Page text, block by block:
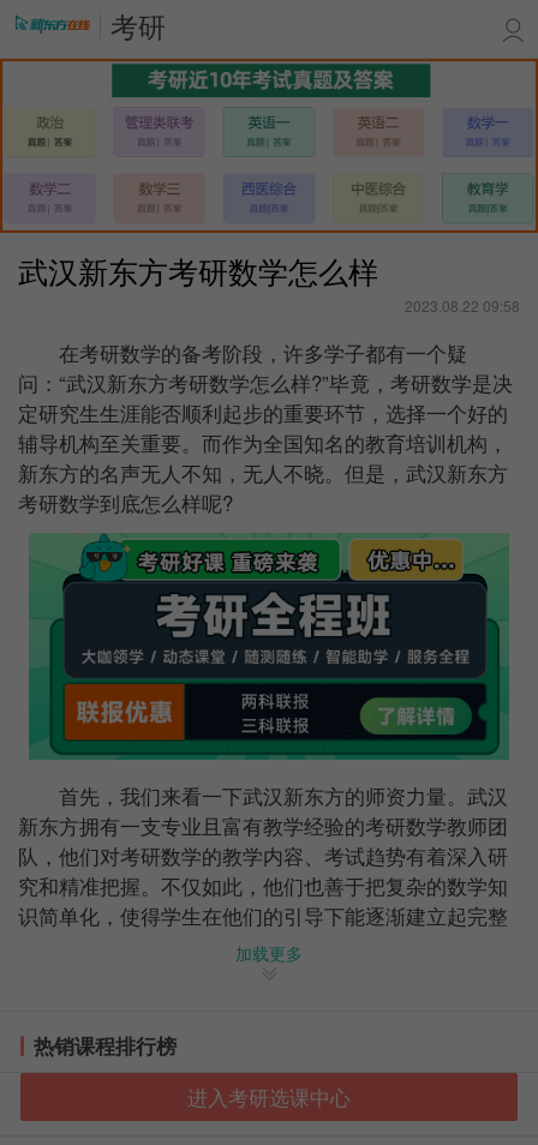
考研
武汉新东方考研数学怎么样
2023.08.22 09:58
在考研数学的备考阶段，许多学子都有一个疑
问：“武汉新东方考研数学怎么样?”毕竟，考研数学是决
定研究生生涯能否顺利起步的重要环节，选择一个好的
辅导机构至关重要。而作为全国知名的教育培训机构，
新东方的名声无人不知，无人不晓。但是，武汉新东方
考研数学到底怎么样呢?
首先，我们来看一下武汉新东方的师资力量。武汉
新东方拥有一支专业且富有教学经验的考研数学教师团
队，他们对考研数学的教学内容、考试趋势有着深入研
究和精准把握。不仅如此，他们也善于把复杂的数学知
识简单化，使得学生在他们的引导下能逐渐建立起完整
得富有趣味性，老师们的课堂十分互动，常常设置小测
试或者案例分析，帮助学生更好地理解和应用所学知
加载更多
热销课程排行榜
进入考研选课中心